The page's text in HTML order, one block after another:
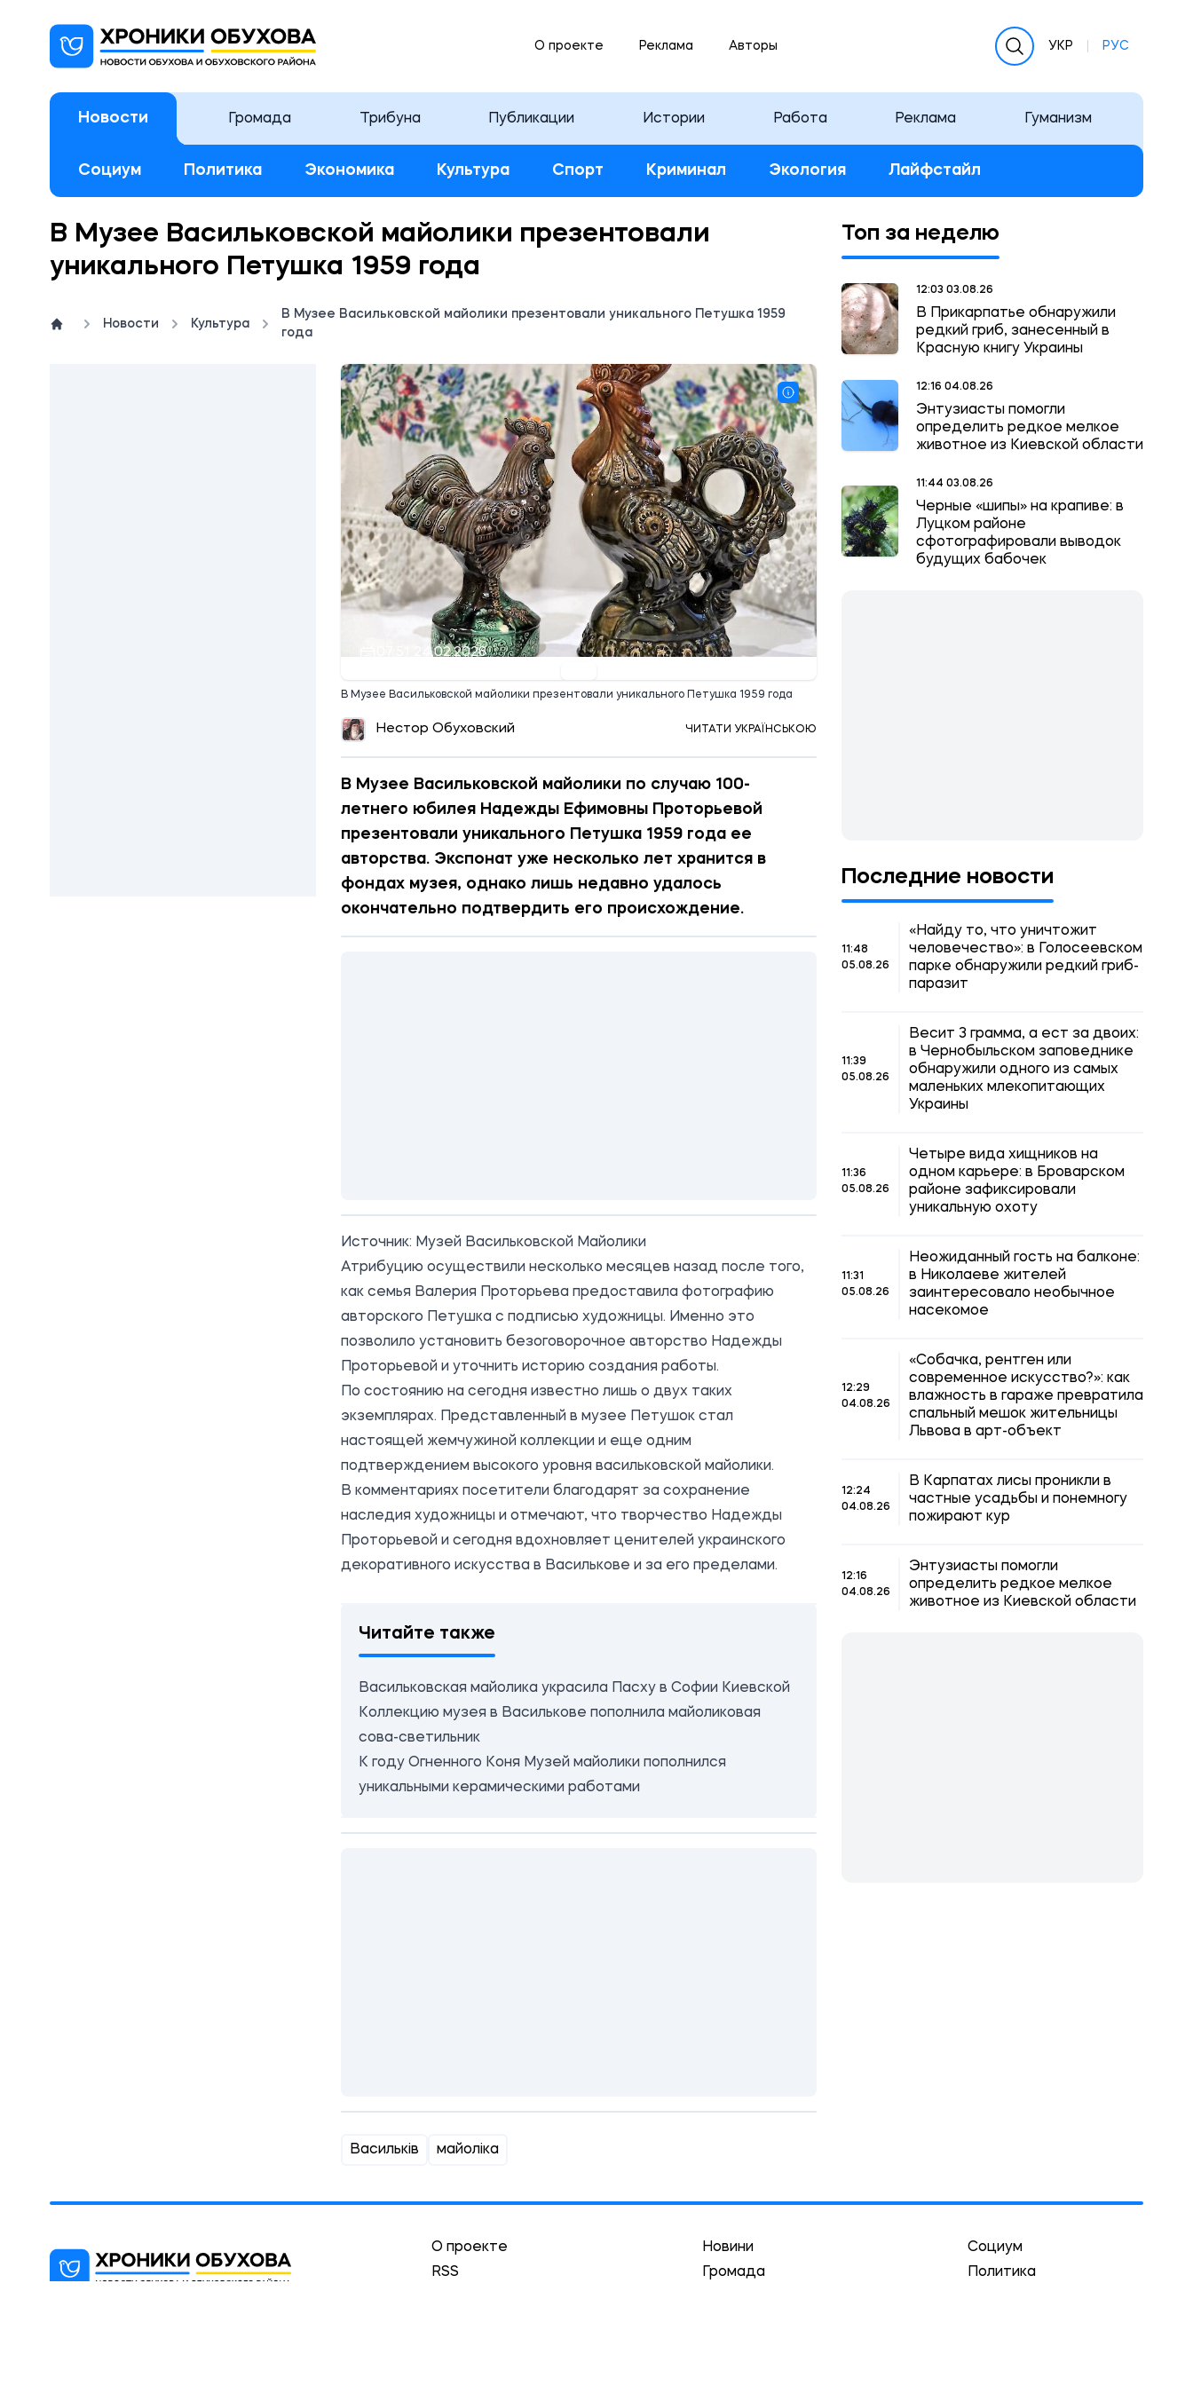
О проекте Реклама Авторы УКР РУС
Новости Громада Трибуна Публикации Истории Работа Реклама Гуманизм
Социум Политика Экономика Культура Спорт Криминал Экология Лайфстайл
В Музее Васильковской майолики презентовали
уникального Петушка 1959 года
Новости Культура
В Музее Васильковской майолики презентовали уникального Петушка 1959
года
07:51 24.02.2026
В Музее Васильковской майолики презентовали уникального Петушка 1959 года
Нестор Обуховский ЧИТАТИ УКРАЇНСЬКОЮ
В Музее Васильковской майолики по случаю 100-
летнего юбилея Надежды Ефимовны Проторьевой
презентовали уникального Петушка 1959 года ее
авторства. Экспонат уже несколько лет хранится в
фондах музея, однако лишь недавно удалось
окончательно подтвердить его происхождение.
Источник: Музей Васильковской Майолики
Атрибуцию осуществили несколько месяцев назад после того,
как семья Валерия Проторьева предоставила фотографию
авторского Петушка с подписью художницы. Именно это
позволило установить безоговорочное авторство Надежды
Проторьевой и уточнить историю создания работы.
По состоянию на сегодня известно лишь о двух таких
экземплярах. Представленный в музее Петушок стал
настоящей жемчужиной коллекции и еще одним
подтверждением высокого уровня васильковской майолики.
В комментариях посетители благодарят за сохранение
наследия художницы и отмечают, что творчество Надежды
Проторьевой и сегодня вдохновляет ценителей украинского
декоративного искусства в Василькове и за его пределами.
Читайте также
Васильковская майолика украсила Пасху в Софии Киевской
Коллекцию музея в Василькове пополнила майоликовая
сова-светильник
К году Огненного Коня Музей майолики пополнился
уникальными керамическими работами
Васильків майоліка
Топ за неделю
12:03 03.08.26
В Прикарпатье обнаружили
редкий гриб, занесенный в
Красную книгу Украины
12:16 04.08.26
Энтузиасты помогли
определить редкое мелкое
животное из Киевской области
11:44 03.08.26
Черные «шипы» на крапиве: в
Луцком районе
сфотографировали выводок
будущих бабочек
Последние новости
11:48
05.08.26
«Найду то, что уничтожит
человечество»: в Голосеевском
парке обнаружили редкий гриб-
паразит
11:39
05.08.26
Весит 3 грамма, а ест за двоих:
в Чернобыльском заповеднике
обнаружили одного из самых
маленьких млекопитающих
Украины
11:36
05.08.26
Четыре вида хищников на
одном карьере: в Броварском
районе зафиксировали
уникальную охоту
11:31
05.08.26
Неожиданный гость на балконе:
в Николаеве жителей
заинтересовало необычное
насекомое
12:29
04.08.26
«Собачка, рентген или
современное искусство?»: как
влажность в гараже превратила
спальный мешок жительницы
Львова в арт-объект
12:24
04.08.26
В Карпатах лисы проникли в
частные усадьбы и понемногу
пожирают кур
12:16
04.08.26
Энтузиасты помогли
определить редкое мелкое
животное из Киевской области
О проекте
RSS
Новини
Громада
Социум
Политика